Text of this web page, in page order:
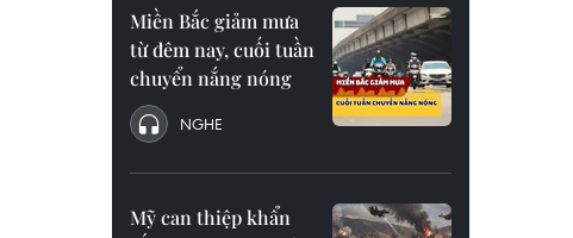
Miền Bắc giảm mưa
từ đêm nay, cuối tuần
chuyển nắng nóng
NGHE
Mỹ can thiệp khẩn